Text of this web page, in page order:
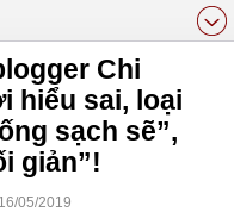
Chi
hiểu sai, loại
sạch sẽ”,
giản”!
05/2019